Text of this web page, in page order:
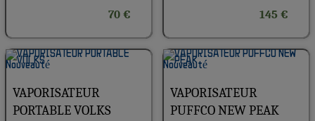
70 € 145 €
VAPORISATEUR
PORTABLE VOLKS
VAPORISATEUR
PUFFCO NEW PEAK